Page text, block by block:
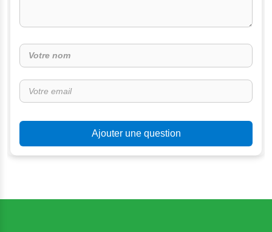
Ajouter une question